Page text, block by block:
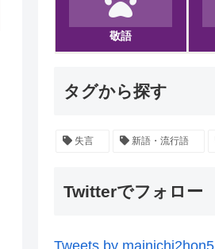
敬語
タグから探す
失言 新語・流行語
Twitterでフォロー
Tweets by mainichi2hon5